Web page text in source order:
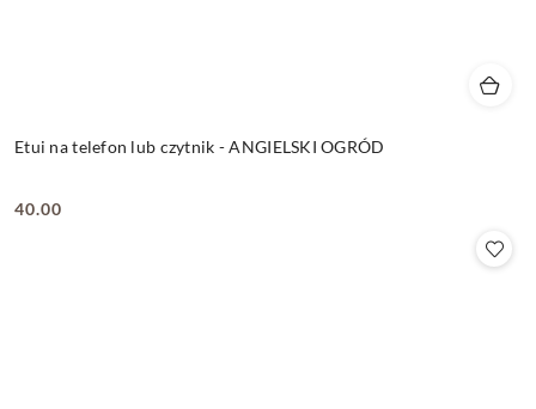
Etui na telefon lub czytnik - ANGIELSKI OGRÓD
Cena:
40.00